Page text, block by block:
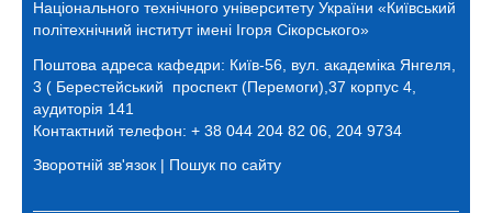
Національного технічного університету України «Київський
політехнічний інститут імені Ігоря Сікорського»
Поштова адреса кафедри: Київ-56, вул. академіка Янгеля,
3 ( Берестейський проспект (Перемоги),37 корпус 4,
аудиторія 141
Контактний телефон: + 38 044 204 82 06, 204 9734
Зворотній зв'язок | Пошук по сайту